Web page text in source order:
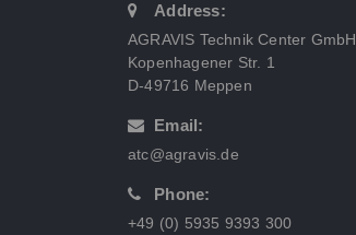
Address:
AGRAVIS Technik Center GmbH
Kopenhagener Str. 1
D-49716 Meppen
Email:
atc@agravis.de
Phone:
+49 (0) 5935 9393 300